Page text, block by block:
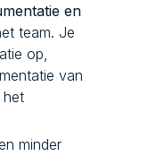
en
team. Je
op,
van
het
minder